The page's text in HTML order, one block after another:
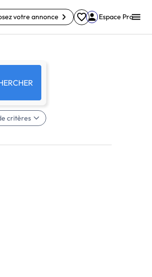
votre annonce Espace Pro
critères